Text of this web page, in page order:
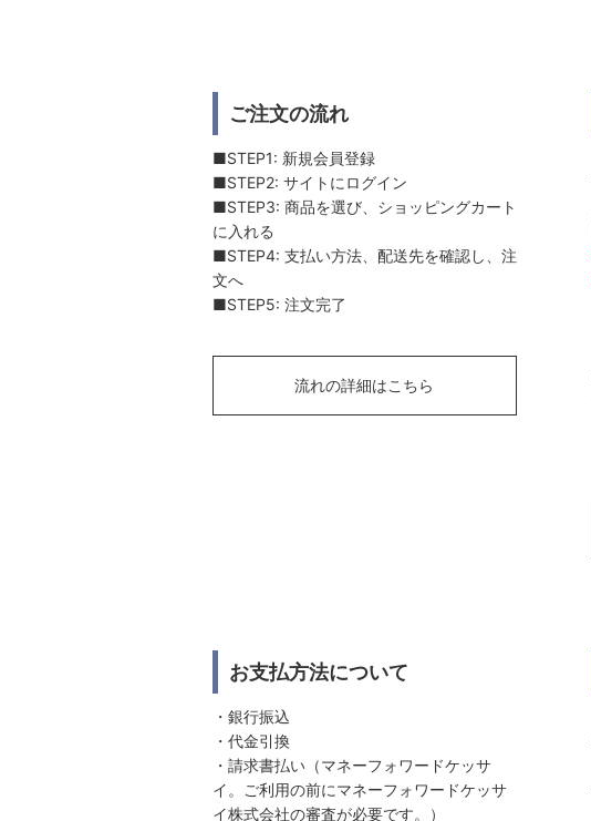
ご注文の流れ
■STEP1: 新規会員登録
■STEP2: サイトにログイン
■STEP3: 商品を選び、ショッピングカート
に入れる
■STEP4: 支払い方法、配送先を確認し、注
文へ
■STEP5: 注文完了
流れの詳細はこちら
お支払方法について
・銀行振込
・代金引換
・請求書払い（マネーフォワードケッサ
イ。ご利用の前にマネーフォワードケッサ
イ株式会社の審査が必要です。）